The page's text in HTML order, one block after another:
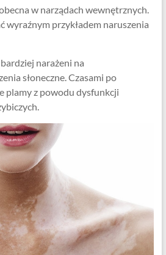
w narządach wewnętrznych.
wyraźnym przykładem naruszenia
narażeni na
słoneczne. Czasami po
plamy z powodu dysfunkcji